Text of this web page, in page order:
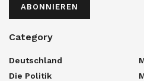
ABONNIEREN
Category
Deutschland
Die Politik